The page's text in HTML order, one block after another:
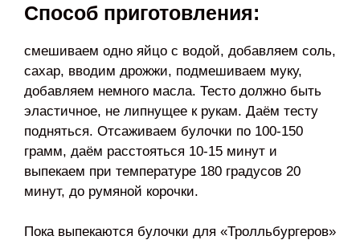
Способ приготовления:
смешиваем одно яйцо с водой, добавляем соль,
сахар, вводим дрожжи, подмешиваем муку,
добавляем немного масла. Тесто должно быть
эластичное, не липнущее к рукам. Даём тесту
подняться. Отсаживаем булочки по 100-150
грамм, даём расстояться 10-15 минут и
выпекаем при температуре 180 градусов 20
минут, до румяной корочки.
Пока выпекаются булочки для «Тролльбургеров»